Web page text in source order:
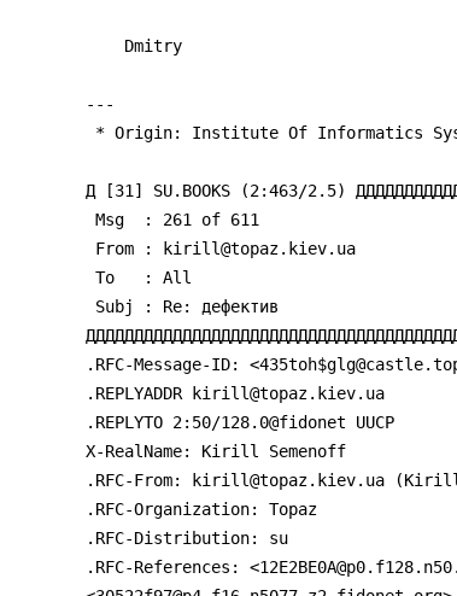
---
Д [31] SU.BOOKS (2:463/2.5)
.RFC-Message-ID:
.REPLYADDR kirill@topaz.kiev.ua
.REPLYTO 2:50/128.0@fidonet UUCP
X-RealName: Kirill Semenoff
.RFC-From: kirill@topaz.kiev.ua (Kirill
.RFC-Organization: Topaz
.RFC-Distribution: su
.RFC-References: